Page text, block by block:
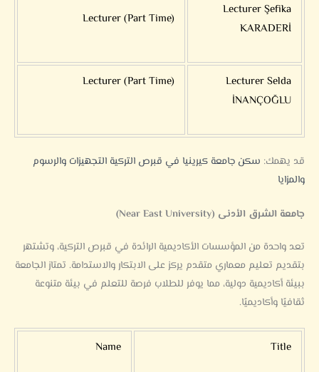
Lecturer Şefika
KARADERİ
Lecturer (Part Time)
Lecturer Selda
İNANÇOĞLU
Lecturer (Part Time)
قد يهمك: سكن جامعة كيرينيا في قبرص التركية التجهيزات والرسوم
والمزايا
جامعة الشرق الأدنى (Near East University)
تعد واحدة من المؤسسات الأكاديمية الرائدة في قبرص التركية، وتشتهر
بتقديم تعليم معماري متقدم يركز على الابتكار والاستدامة. تمتاز الجامعة
ببيئة أكاديمية دولية، مما يوفر للطلاب فرصة للتعلم في بيئة متنوعة
ثقافيًا وأكاديميًا.
Title
Name